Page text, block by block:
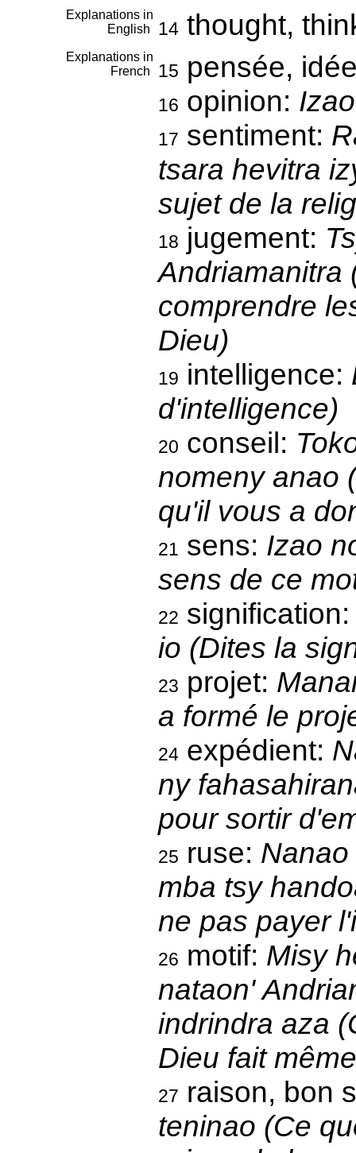
Explanations in
English
14thought,
Explanations in
French
15 pensée,
16 opinion:
17 sentiment:
tsara hevitra
sujet de la
18 jugement:
Andriamanitra
comprendre
Dieu)
19 intelligence:
d'intelligence)
20 conseil:
nomeny anao
qu'il vous a
21 sens: Izao
sens de ce
22
io (Dites la
23 projet:
a formé le
24expédient:
ny
pour sortir
25 ruse:
mba tsy
ne pas payer
26 motif: Misy
nataon'
indrindra aza
Dieu fait
27 raison, bon
teninao (Ce